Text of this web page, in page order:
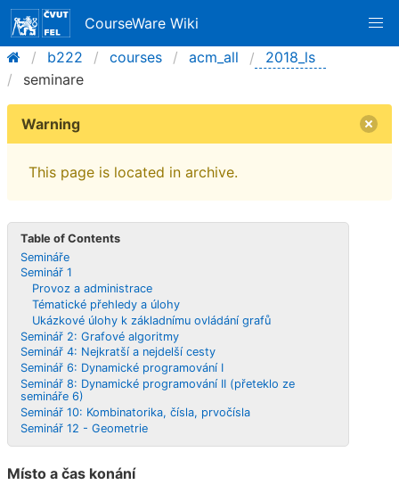
CourseWare Wiki
b222
courses acm_all
2018_ls
seminare
Warning
This page is located in archive.
Table of Contents
Semináře
Seminář 1
Provoz a administrace
Tématické přehledy a úlohy
Ukázkové úlohy k základnímu ovládání grafů
Seminář 2: Grafové algoritmy
Seminář 4: Nejkratší a nejdelší cesty
Seminář 6: Dynamické programování I
Seminář 8: Dynamické programování II (přeteklo ze
semináře 6)
Seminář 10: Kombinatorika, čísla, prvočísla
Seminář 12 - Geometrie
Místo a čas konání